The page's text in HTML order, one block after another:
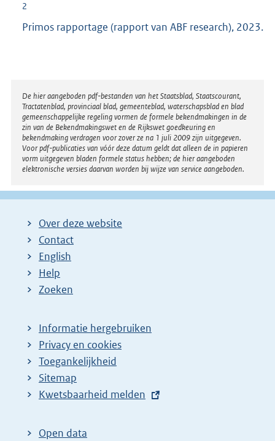
2
Primos rapportage (rapport van ABF research), 2023.
Disclaimer
De hier aangeboden pdf-bestanden van het Staatsblad, Staatscourant,
Tractatenblad, provinciaal blad, gemeenteblad, waterschapsblad en blad
gemeenschappelijke regeling vormen de formele bekendmakingen in de
zin van de Bekendmakingswet en de Rijkswet goedkeuring en
bekendmaking verdragen voor zover ze na 1 juli 2009 zijn uitgegeven.
Voor pdf-publicaties van vóór deze datum geldt dat alleen de in papieren
vorm uitgegeven bladen formele status hebben; de hier aangeboden
elektronische versies daarvan worden bij wijze van service aangeboden.
Over deze website
Contact
English
Help
Zoeken
Informatie hergebruiken
Privacy en cookies
Toegankelijkheid
Sitemap
E
t
Kwetsbaarheid melden
Open data